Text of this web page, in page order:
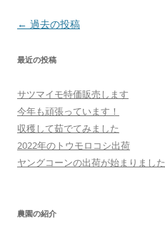
投
ナ
ゲ
ー
シ
ョ
← 過去の投稿
最近の投稿
サツマイモ特価販売します
今年も頑張っています！
収穫して茹でてみました
2022年のトウモロコシ出荷
ヤングコーンの出荷が始まりました
農園の紹介